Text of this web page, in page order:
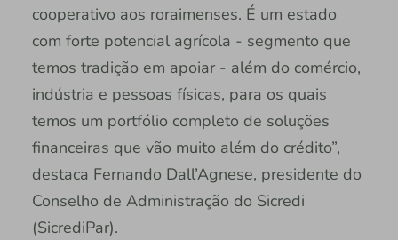
cooperativo aos roraimenses. É um estado
com forte potencial agrícola - segmento que
temos tradição em apoiar - além do comércio,
indústria e pessoas físicas, para os quais
temos um portfólio completo de soluções
financeiras que vão muito além do crédito”,
destaca Fernando Dall’Agnese, presidente do
Conselho de Administração do Sicredi
(SicrediPar).